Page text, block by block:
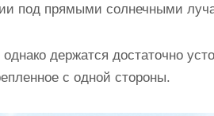
под прямыми солнечными
держатся достаточно
с одной стороны.